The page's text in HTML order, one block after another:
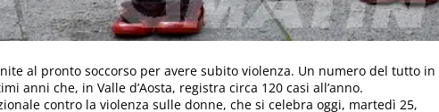
al pronto soccorso per avere subito violenza. Un numero del tutto in
anni che, in Valle d’Aosta, registra circa 120 casi all’anno.
contro la violenza sulle donne, che si celebra oggi, martedì 25,